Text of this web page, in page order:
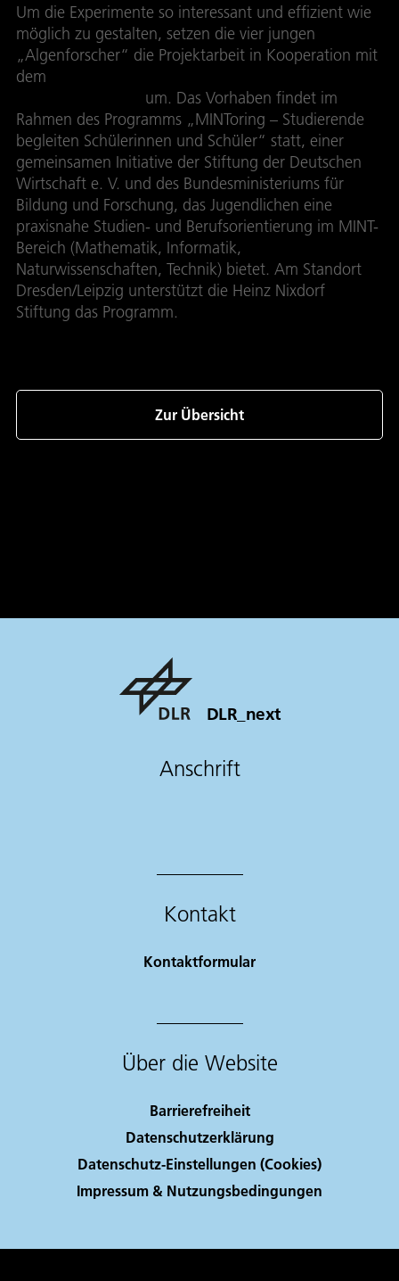
Um die Experimente so interessant und effizient wie
möglich zu gestalten, setzen die vier jungen
„Algenforscher“ die Projektarbeit in Kooperation mit
dem
um. Das Vorhaben findet im
Rahmen des Programms „MINToring – Studierende
begleiten Schülerinnen und Schüler“ statt, einer
gemeinsamen Initiative der Stiftung der Deutschen
Wirtschaft e. V. und des Bundesministeriums für
Bildung und Forschung, das Jugendlichen eine
praxisnahe Studien- und Berufsorientierung im MINT-
Bereich (Mathematik, Informatik,
Naturwissenschaften, Technik) bietet. Am Standort
Dresden/Leipzig unterstützt die Heinz Nixdorf
Stiftung das Programm.
Zur Übersicht
DLR_next
Anschrift
Kontakt
Kontaktformular
Über die Website
Barrierefreiheit
Datenschutzerklärung
Datenschutz-Einstellungen (Cookies)
Impressum & Nutzungsbedingungen